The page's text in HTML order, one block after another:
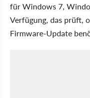
für Windows 7,
Verfügung, das prüft,
Firmware-Update